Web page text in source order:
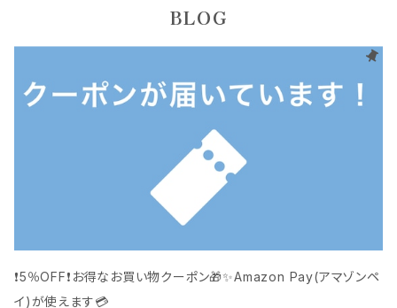
BLOG
❗️5％OFF❗️お得なお買い物クーポン🎁️✨Amazon Pay(アマゾンペ
イ)が使えます💳